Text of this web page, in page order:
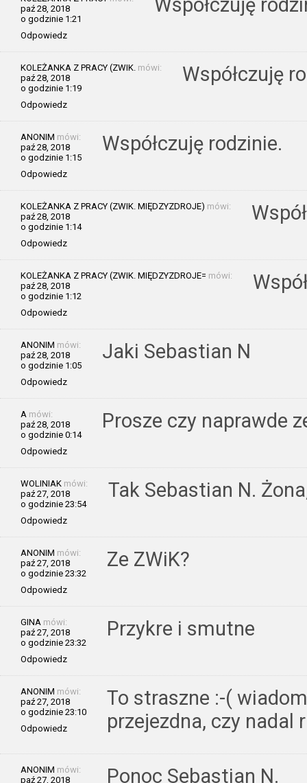
paź 28, 2018
o godzinie 1:21
Odpowiedz
Współczuję
KOLEŻANKA Z PRACY (ZWIK. mówi:
paź 28, 2018
o godzinie 1:19
Odpowiedz
Współczuję
ANONIM mówi:
paź 28, 2018
o godzinie 1:15
Odpowiedz
Współczuję rodzinie.
KOLEŻANKA Z PRACY (ZWIK. MIĘDZYZDROJE) mówi:
paź 28, 2018
o godzinie 1:14
Odpowiedz
KOLEŻANKA Z PRACY (ZWIK. MIĘDZYZDROJE= mówi:
paź 28, 2018
o godzinie 1:12
Odpowiedz
ANONIM mówi:
paź 28, 2018
o godzinie 1:05
Odpowiedz
Jaki Sebastian N
A mówi:
paź 28, 2018
o godzinie 0:14
Odpowiedz
Prosze czy naprawde
WOLINIAK mówi:
paź 27, 2018
o godzinie 23:54
Odpowiedz
Tak Sebastian N.
ANONIM mówi:
paź 27, 2018
o godzinie 23:32
Odpowiedz
Ze ZWiK?
GINA mówi:
paź 27, 2018
o godzinie 23:32
Odpowiedz
Przykre i smutne
ANONIM mówi:
paź 27, 2018
o godzinie 23:10
Odpowiedz
To straszne :-(
przejezdna, czy nadal
ANONIM mówi:
paź 27, 2018
Ponoc Sebastian N.